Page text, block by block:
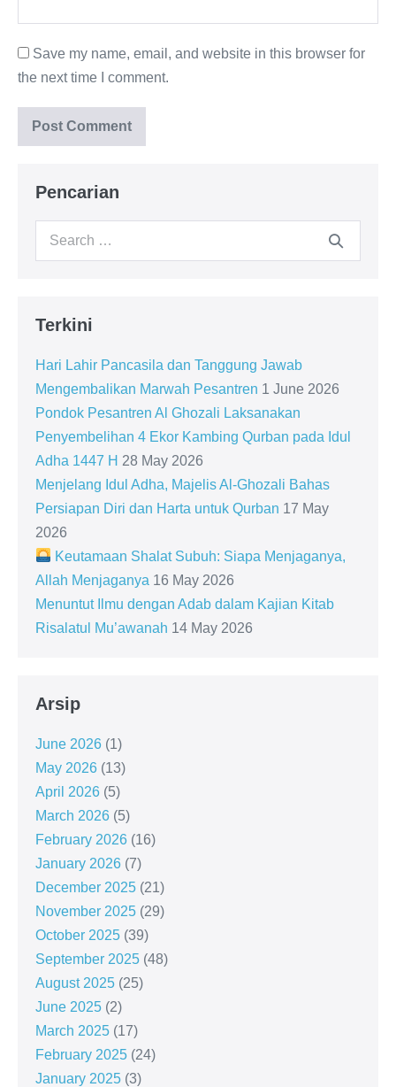
Save my name, email, and website in this browser for
the next time I comment.
Pencarian
Search
Terkini
Hari Lahir Pancasila dan Tanggung Jawab
Mengembalikan Marwah Pesantren 1 June 2026
Pondok Pesantren Al Ghozali Laksanakan
Penyembelihan 4 Ekor Kambing Qurban pada Idul
Adha 1447 H 28 May 2026
Menjelang Idul Adha, Majelis Al-Ghozali Bahas
Persiapan Diri dan Harta untuk Qurban 17 May
2026
Keutamaan Shalat Subuh: Siapa Menjaganya,
Allah Menjaganya 16 May 2026
Menuntut Ilmu dengan Adab dalam Kajian Kitab
Risalatul Mu’awanah 14 May 2026
Arsip
June 2026 (1)
May 2026 (13)
April 2026 (5)
March 2026 (5)
February 2026 (16)
January 2026 (7)
December 2025 (21)
November 2025 (29)
October 2025 (39)
September 2025 (48)
August 2025 (25)
June 2025 (2)
March 2025 (17)
February 2025 (24)
January 2025 (3)